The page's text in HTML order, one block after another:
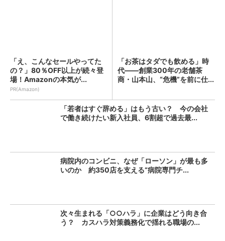
「え、こんなセールやってた
の？」80％OFF以上が続々登
場！Amazonの本気が...
PR(Amazon)
「お茶はタダでも飲める」時
代――創業300年の老舗茶
商・山本山、“危機”を前に仕...
「若者はすぐ辞める」はもう古い？ 今の会社
で働き続けたい新入社員、6割超で過去最...
病院内のコンビニ、なぜ「ローソン」が最も多
いのか 約350店を支える“病院専門チ...
次々生まれる「○○ハラ」に企業はどう向き合
う？ カスハラ対策義務化で揺れる職場の...